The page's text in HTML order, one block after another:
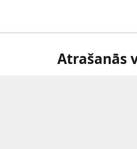
Atrašanās